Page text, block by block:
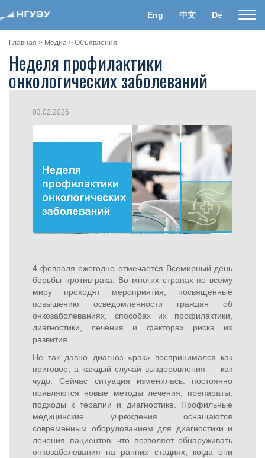
Eng 中文 De
Главная > Медиа > Объявления
Неделя профилактики
онкологических заболеваний
03.02.2026
4 февраля ежегодно отмечается Всемирный день
борьбы против рака. Во многих странах по всему
миру проходят мероприятия, посвященные
повышению осведомленности граждан об
онкозаболеваниях, способах их профилактики,
диагностики, лечения и факторах риска их
развития.
Не так давно диагноз «рак» воспринимался как
приговор, а каждый случай выздоровления — как
чудо. Сейчас ситуация изменилась: постоянно
появляются новые методы лечения, препараты,
подходы к терапии и диагностике. Профильные
медицинские учреждения оснащаются
современным оборудованием для диагностики и
лечения пациентов, что позволяет обнаруживать
онкозаболевания на ранних стадиях, когда они